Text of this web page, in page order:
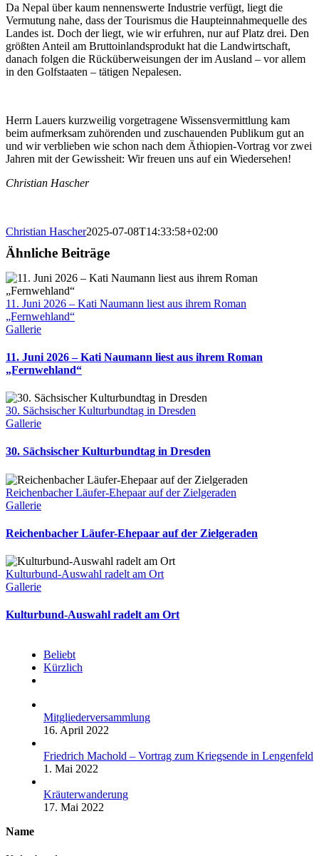
Da Nepal über kaum nennenswerte Industrie verfügt, liegt die
Vermutung nahe, dass der Tourismus die Haupteinnahmequelle des
Landes ist. Doch der liegt, wie wir erfuhren, nur auf Platz drei. Den
größten Anteil am Bruttoinlandsprodukt hat die Landwirtschaft,
danach folgen die Rücküberweisungen der im Ausland – vor allem
in den Golfstaaten – tätigen Nepalesen.
Herrn Lauers kurzweilig vorgetragene Wissensvermittlung kam
beim aufmerksam zuhörenden und zuschauenden Publikum gut an
und wir verblieben wie schon nach dem Äthiopien-Vortrag vor zwei
Jahren mit der Gewissheit: Wir freuen uns auf ein Wiedersehen!
Christian Hascher
Christian Hascher2025-07-08T14:33:58+02:00
Ähnliche Beiträge
11. Juni 2026 – Kati Naumann liest aus ihrem Roman
„Fernwehland“
Gallerie
11. Juni 2026 – Kati Naumann liest aus ihrem Roman
„Fernwehland“
30. Sächsischer Kulturbundtag in Dresden
Gallerie
30. Sächsischer Kulturbundtag in Dresden
Reichenbacher Läufer-Ehepaar auf der Zielgeraden
Gallerie
Reichenbacher Läufer-Ehepaar auf der Zielgeraden
Kulturbund-Auswahl radelt am Ort
Gallerie
Kulturbund-Auswahl radelt am Ort
Beliebt
Kürzlich
Mitgliederversammlung
16. April 2022
Friedrich Machold – Vortrag zum Kriegsende in Lengenfeld
1. Mai 2022
Kräuterwanderung
17. Mai 2022
Name